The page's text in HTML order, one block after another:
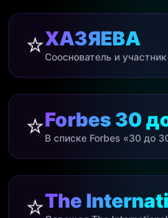
⭐ХАЗЯЕВА
Сооснователь и
⭐Forbes 30
В списке Forbes «30 до
⭐The